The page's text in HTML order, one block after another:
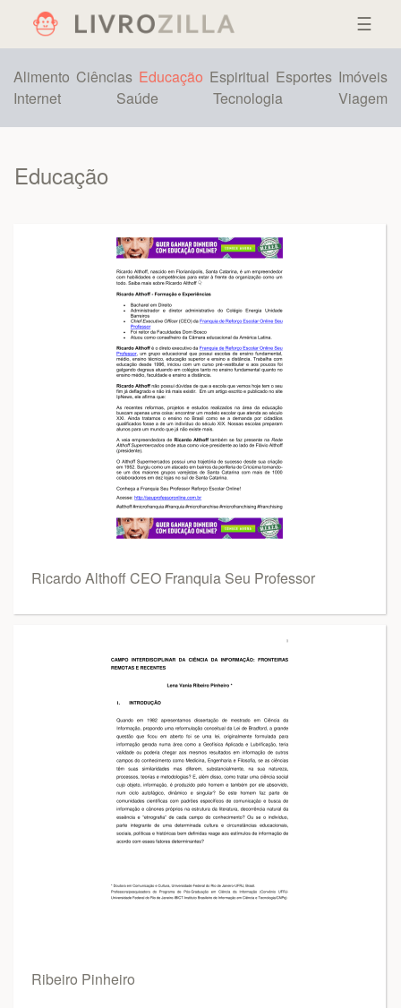
☰
Alimento Ciências Educação Espiritual Esportes Imóveis
Internet
Saúde Tecnologia Viagem
Educação
Ricardo Althoff CEO Franquia Seu Professor
Ribeiro Pinheiro